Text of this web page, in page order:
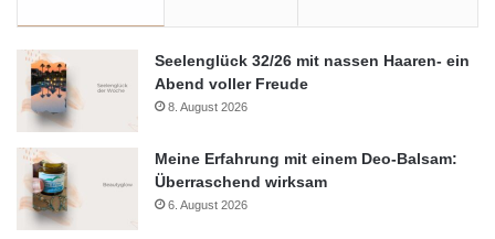
Seelenglück 32/26 mit nassen Haaren- ein
Abend voller Freude
8. August 2026
Meine Erfahrung mit einem Deo-Balsam:
Überraschend wirksam
6. August 2026